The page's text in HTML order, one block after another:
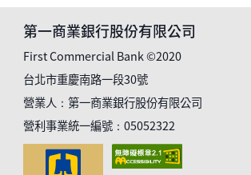
第一商業銀行股份有限公司
First Commercial Bank ©2020
台北市重慶南路一段30號
營業人：第一商業銀行股份有限公司
營利事業統一編號：05052322